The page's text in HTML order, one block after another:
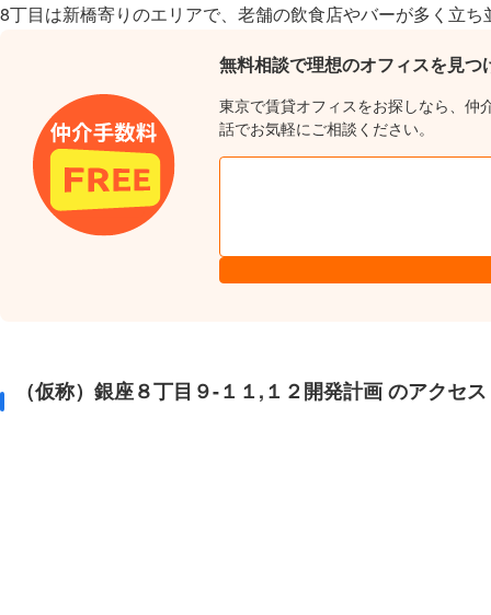
8丁目は新橋寄りのエリアで、老舗の飲食店やバーが多く立
無料相談で理想のオフィスを見つ
東京で賃貸オフィスをお探しなら、仲
話でお気軽にご相談ください。
（仮称）銀座８丁目９-１１,１２開発計画 のアクセス